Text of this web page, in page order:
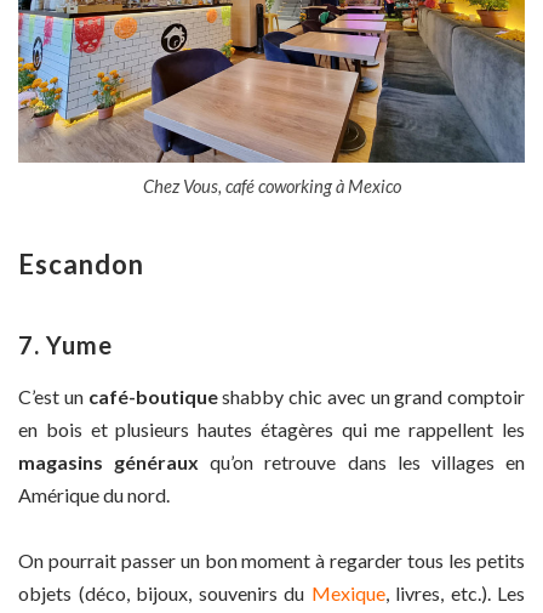
Chez Vous, café coworking à Mexico
Escandon
7. Yume
C’est un café-boutiqueshabby chic avec un grand comptoir
en bois et plusieurs hautes étagères qui me rappellent les
magasins généraux qu’on retrouve dans les villages en
Amérique du nord.
On pourrait passer un bon moment à regarder tous les petits
objets (déco, bijoux, souvenirs du Mexique, livres, etc.). Les